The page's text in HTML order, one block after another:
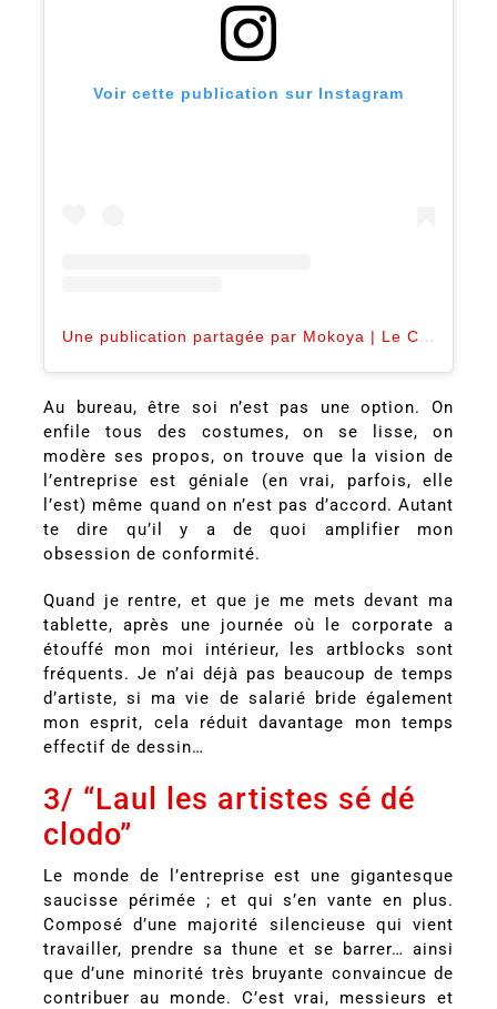
Voir cette publication sur Instagram
Une publication partagée par Mokoya | Le Café des Récits (@mokoya.art)
Au bureau, être soi n’est pas une option. On
enfile tous des costumes, on se lisse, on
modère ses propos, on trouve que la vision de
l’entreprise est géniale (en vrai, parfois, elle
l’est) même quand on n’est pas d’accord. Autant
te dire qu’il y a de quoi amplifier mon
obsession de conformité.
Quand je rentre, et que je me mets devant ma
tablette, après une journée où le corporate a
étouffé mon moi intérieur, les artblocks sont
fréquents. Je n’ai déjà pas beaucoup de temps
d’artiste, si ma vie de salarié bride également
mon esprit, cela réduit davantage mon temps
effectif de dessin…
3/ “Laul les artistes sé dé
clodo”
Le monde de l’entreprise est une gigantesque
saucisse périmée ; et qui s’en vante en plus.
Composé d’une majorité silencieuse qui vient
travailler, prendre sa thune et se barrer… ainsi
que d’une minorité très bruyante convaincue de
contribuer au monde. C’est vrai, messieurs et